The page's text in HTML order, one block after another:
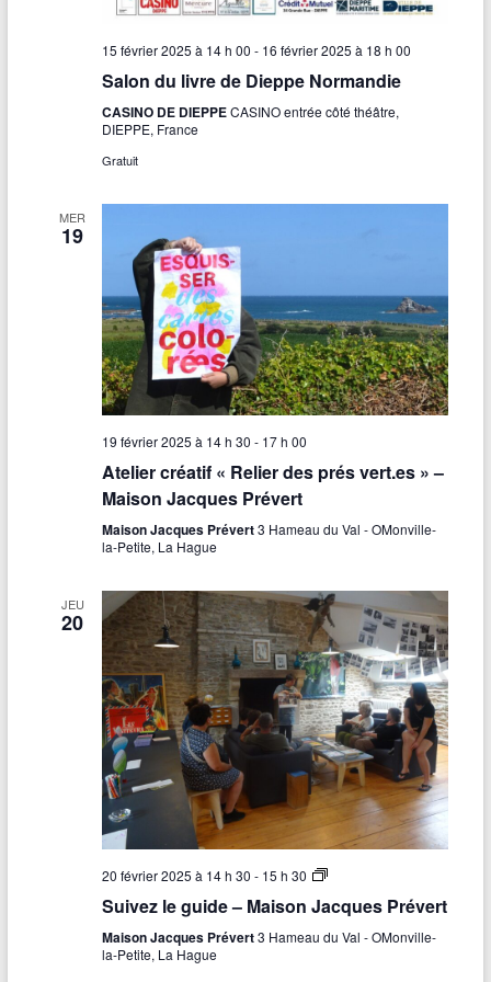
s
É
v
è
e
n
t
s
15 février 2025 à 14 h 00 - 16 février 2025 à 18 h 00
Salon du livre de Dieppe Normandie
CASINO DE DIEPPECASINO entrée côté théâtre,
DIEPPE, France
Gratuit
MER
19
19 février 2025 à 14 h 30 - 17 h 00
Atelier créatif « Relier des prés vert.es » –
Maison Jacques Prévert
Maison Jacques Prévert3 Hameau du Val - OMonville-
la-Petite, La Hague
JEU
20
20 février 2025 à 14 h 30 - 15 h 30
S
i
e
Suivez le guide – Maison Jacques Prévert
Maison Jacques Prévert3 Hameau du Val - OMonville-
la-Petite, La Hague